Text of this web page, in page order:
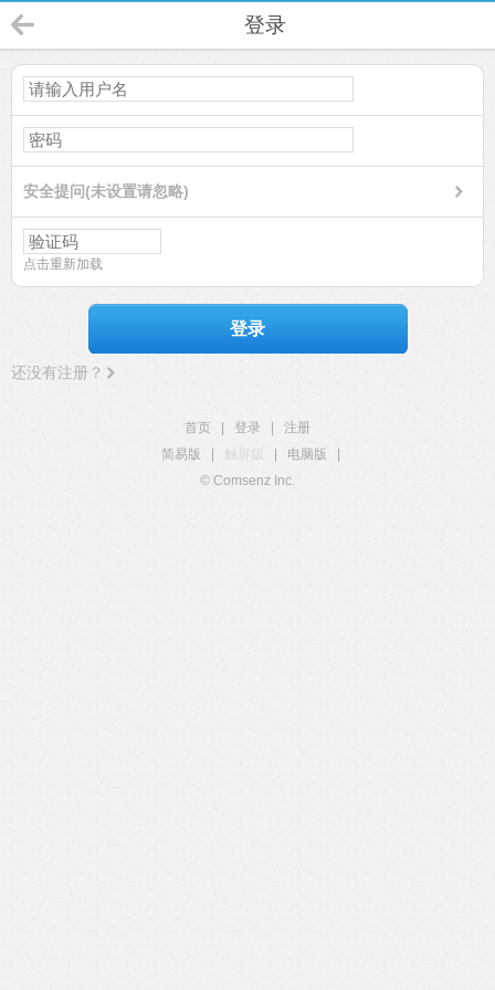
登录
安全提问(未设置请忽略)
点击重新加载
登录
还没有注册？
首页 登录
注册
简易版
触屏版 电脑版
© Comsenz Inc.